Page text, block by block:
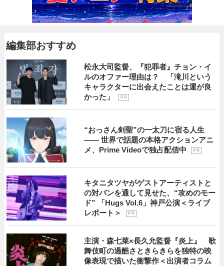
編集部おすすめ
松永大司監督、『犯罪者』チョン・イ
ルのオファー理由は？ 「滝川という
キャラクターに出会えたことは運が良
かった」
P R
“おっさん剣聖”の一太刀に宿る人生
―― 世界で話題の本格アクションアニ
メ、Prime Videoで独占配信中
P R
キタニタツヤがゲストアーティストと
の対バンを通して見せた、“攻めのモー
ド” 「Hugs Vol.6」神戸公演＜ライブ
レポート＞
P R
主演・森七菜×長久允監督『炎上』 歌
舞伎町の過酷さときらきらを独特の映
像表現で描いた衝撃作＜出演者コラム